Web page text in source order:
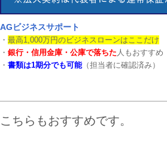
AGビジネスサポート
・ 最高1,000万円のビジネスローンはここだけ
・ 銀行・信用金庫・公庫で落ちた 人もおすすめ
・ 書類は1期分でも可能（担当者に確認済み）
こちらもおすすめです。